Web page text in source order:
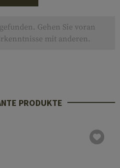
Gehen Sie voran
mit anderen.
PRODUKTE